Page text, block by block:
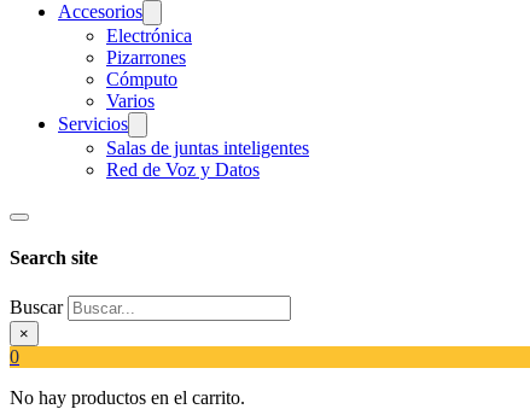
Accesorios
Electrónica
Pizarrones
Cómputo
Varios
Servicios
Salas de juntas inteligentes
Red de Voz y Datos
Search site
Buscar
×
0
No hay productos en el carrito.